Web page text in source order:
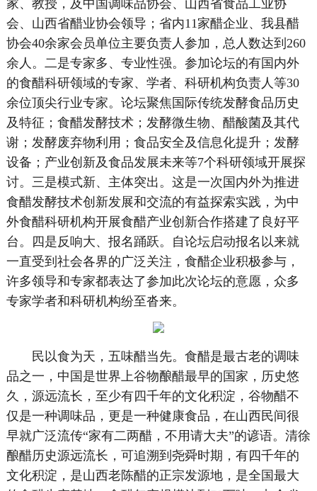
家、教授，及中国调味品协会、山西省食品工业协
会、山西省醋业协会领导；省内11家醋企业、我县醋
协会40余家会员单位主要负责人参加，总人数达到260
余人。二是专家多、专业性强。参加论坛的有国内外
的食醋科研领域的专家、学者、科研机构负责人等30
余位顶尖行业专家。论坛聚焦国际传统发酵食品历史
及特征；食醋发酵技术；发酵微生物、醋酸菌及其代
谢；发酵废弃物利用；食品安全及信息化提升；发酵
设备；产业创新及食品发展未来等7个科研领域开展探
讨。三是模式新、主体突出。这是一次国内外为推进
食醋发酵技术创新发展和交流的有益探索实践，为中
外食醋科研机构开展食醋产业创新合作搭建了良好平
台。四是反响大、报名踊跃。自论坛启动报名以来就
一直受到社会各界的广泛关注，食醋企业积极参与，
许多领导和专家都表达了参加此次论坛的意愿，众多
专家学者和科研机构纷至沓来。
民以食为天，五味醋当先。食醋是最古老的调味
品之一，中国是世界上谷物酿醋最早的国家，历史悠
久，源远流长，至少有四千年的文化积淀，谷物醋不
仅是一种调味品，更是一种健康食品，在山西民间很
早就广泛流传“家有二两醋，不用请大夫”的谚语。清徐
酿醋历史源远流长，可追溯到尧舜时期，有四千年的
文化积淀，是山西老陈醋的正宗发源地，是全国最大